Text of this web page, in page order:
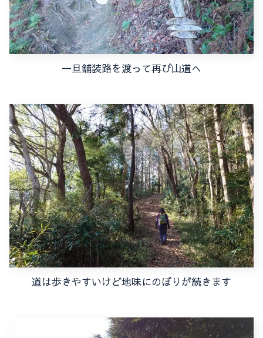
一旦舗装路を渡って再び山道へ
道は歩きやすいけど地味にのぼりが続きます